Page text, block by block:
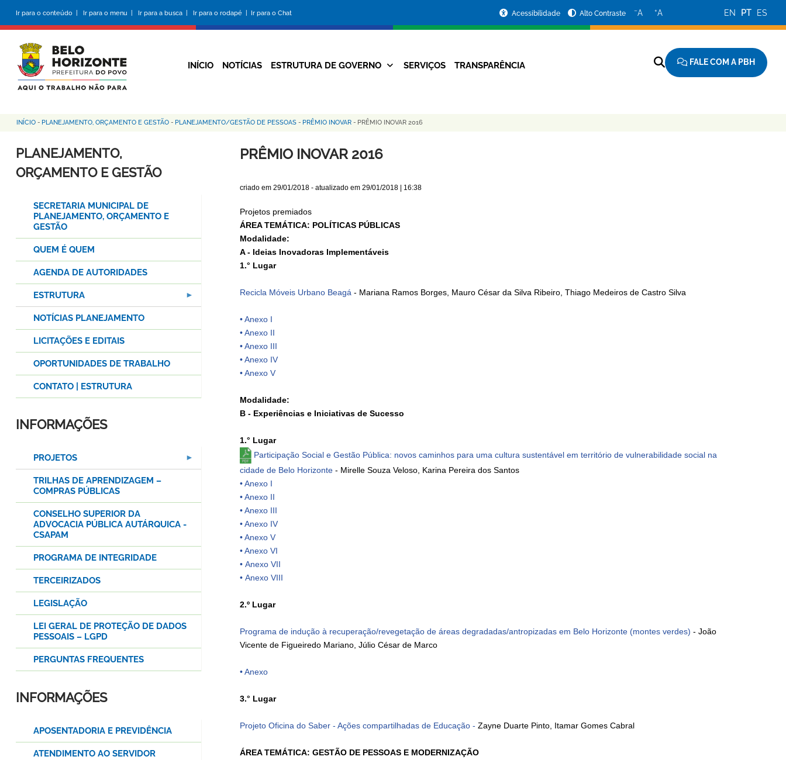
conteúdo
principal
Ir para o conteúdo | Ir para o menu | Ir para a busca | Ir para o rodapé | Ir para o Chat
da
Prefeitura
Acessibilidade Alto Contraste −A +A EN PT ES
Navegação
INÍCIO NOTÍCIAS ESTRUTURA DE GOVERNO SERVIÇOS TRANSPARÊNCIA FALE COM A PBH
Trilha
de
navegação
INÍCIO - PLANEJAMENTO, ORÇAMENTO E GESTÃO - PLANEJAMENTO/GESTÃO DE PESSOAS - PRÊMIO INOVAR - PRÊMIO INOVAR 2016
PRÊMIO INOVAR 2016
criado em 29/01/2018- atualizado em 29/01/2018 | 16:38
Projetos premiados
ÁREA TEMÁTICA: POLÍTICAS PÚBLICAS
Modalidade:
A - Ideias Inovadoras Implementáveis
1.° Lugar
Recicla Móveis Urbano Beagá- Mariana Ramos Borges, Mauro César da Silva Ribeiro, Thiago Medeiros de Castro Silva
• Anexo I
• Anexo II
• Anexo III
• Anexo IV
• Anexo V
Modalidade:
B - Experiências e Iniciativas de Sucesso
1.° Lugar
Participação Social e Gestão Pública: novos caminhos para uma cultura sustentável em território de vulnerabilidade social na
cidade de Belo Horizonte- Mirelle Souza Veloso, Karina Pereira dos Santos
• Anexo I
• Anexo II
• Anexo III
• Anexo IV
• Anexo V
• Anexo VI
• Anexo VII
• Anexo VIII
2.º Lugar
Programa de indução à recuperação/revegetação de áreas degradadas/antropizadas em Belo Horizonte (montes verdes) - João
Vicente de Figueiredo Mariano, Júlio César de Marco
• Anexo
3.° Lugar
Projeto Oficina do Saber - Ações compartilhadas de Educação - Zayne Duarte Pinto, Itamar Gomes Cabral
ÁREA TEMÁTICA: GESTÃO DE PESSOAS E MODERNIZAÇÃO
PLANEJAMENTO,
ORÇAMENTO E GESTÃO
SECRETARIA MUNICIPAL DE
PLANEJAMENTO, ORÇAMENTO E
GESTÃO
QUEM É QUEM
AGENDA DE AUTORIDADES
ESTRUTURA
NOTÍCIAS PLANEJAMENTO
LICITAÇÕES E EDITAIS
OPORTUNIDADES DE TRABALHO
CONTATO | ESTRUTURA
INFORMAÇÕES
PROJETOS
TRILHAS DE APRENDIZAGEM –
COMPRAS PÚBLICAS
CONSELHO SUPERIOR DA
ADVOCACIA PÚBLICA AUTÁRQUICA -
CSAPAM
PROGRAMA DE INTEGRIDADE
TERCEIRIZADOS
LEGISLAÇÃO
LEI GERAL DE PROTEÇÃO DE DADOS
PESSOAIS – LGPD
PERGUNTAS FREQUENTES
INFORMAÇÕES
APOSENTADORIA E PREVIDÊNCIA
ATENDIMENTO AO SERVIDOR